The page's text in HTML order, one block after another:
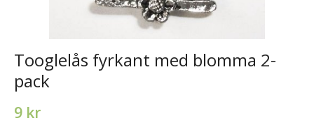
Tooglelås fyrkant med blomma 2-
pack
9 kr